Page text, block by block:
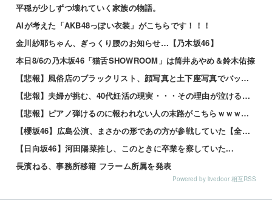
平穏が少しずつ壊れていく家族の物語。
AIが考えた「AKB48っぽい衣装」がこちらです！！！
金川紗耶ちゃん、ぎっくり腰のお知らせ…【乃木坂46】
本日8/6の乃木坂46「猫舌SHOWROOM」は筒井あやめ＆鈴木佑捺
【悲報】風俗店のブラックリスト、顔写真と土下座写真でバッチリ管理されてる件ｗｗｗｗ 他
【悲報】夫婦が挑む、40代妊活の現実・・・その理由が泣けるｗｗｗｗ 他
【悲報】ピアノ弾けるのに報われない人の末路がこちらｗｗｗｗｗ 他
【櫻坂46】広島公演、まさかの形であの方が参戦していた【全国ツアー2026 What’s lones...
【日向坂46】河田陽菜推し、このときに卒業を察していた...
長濱ねる、事務所移籍 フラーム所属を発表
Powered by livedoor 相互RSS